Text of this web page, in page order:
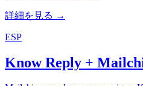
詳細を見る →
ESP
Know Reply +